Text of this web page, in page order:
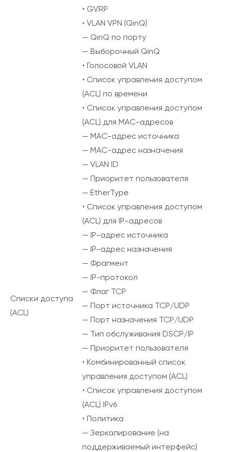
• GVRP
• VLAN VPN (QinQ)
— QinQ по порту
— Выборочный QinQ
• Голосовой VLAN
Списки доступа
(ACL)
• Список управления доступом
(ACL) по времени
• Список управления доступом
(ACL) для MAC-адресов
— MAC-адрес источника
— MAC-адрес назначения
— VLAN ID
— Приоритет пользователя
— EtherType
• Список управления доступом
(ACL) для IP-адресов
— IP-адрес источника
— IP-адрес назначения
— Фрагмент
— IP-протокол
— Флаг TCP
— Порт источника TCP/UDP
— Порт назначения TCP/UDP
— Тип обслуживания DSCP/IP
— Приоритет пользователя
• Комбинированный список
управления доступом (ACL)
• Список управления доступом
(ACL) IPv6
• Политика
— Зеркалирование (на
поддерживаемый интерфейс)